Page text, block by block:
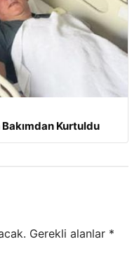
Kurtuldu
Gerekli alanlar *